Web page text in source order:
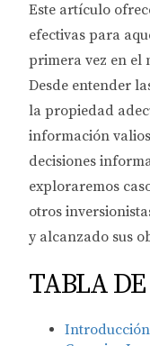
Este artículo
efectivas para
primera vez en el
Desde entender
la propiedad
información
decisiones
exploraremos
otros
y alcanzado sus
TABLA
Introducción